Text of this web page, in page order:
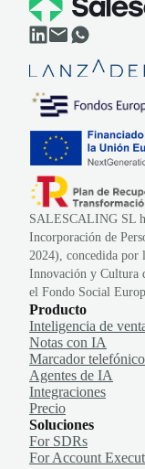
SALESCALING SL
Incorporación de
2024), concedida por
Innovación y Cultura
el Fondo Social
Producto
Inteligencia de
Notas con IA
Marcador telefónico
Agentes de IA
Integraciones
Precio
Soluciones
For SDRs
For Account